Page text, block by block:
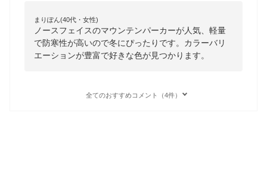
まりぽん(40代・女性)
ノースフェイスのマウンテンパーカーが人気、軽量
で防寒性が高いので冬にぴったりです。カラーバリ
エーションが豊富で好きな色が見つかります。
全てのおすすめコメント（4件）